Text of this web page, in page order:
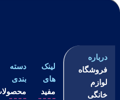
درباره
فروشگاه
لوازم
خانگی
لینک
های
مفید
دسته
بندی